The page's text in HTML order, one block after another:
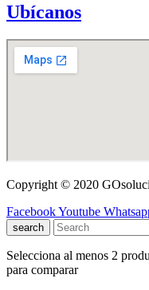
Ubícanos
Copyright © 2020
FacebookYoutube
search
Selecciona al menos 2
para comparar